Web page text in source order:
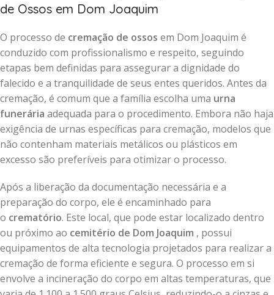
de Ossos em Dom Joaquim
O processo de cremação de ossos em Dom Joaquim é
conduzido com profissionalismo e respeito, seguindo
etapas bem definidas para assegurar a dignidade do
falecido e a tranquilidade de seus entes queridos. Antes da
cremação, é comum que a família escolha uma urna
funerária adequada para o procedimento. Embora não haja
exigência de urnas específicas para cremação, modelos que
não contenham materiais metálicos ou plásticos em
excesso são preferíveis para otimizar o processo.
Após a liberação da documentação necessária e a
preparação do corpo, ele é encaminhado para
o crematório. Este local, que pode estar localizado dentro
ou próximo ao cemitério de Dom Joaquim , possui
equipamentos de alta tecnologia projetados para realizar a
cremação de forma eficiente e segura. O processo em si
envolve a incineração do corpo em altas temperaturas, que